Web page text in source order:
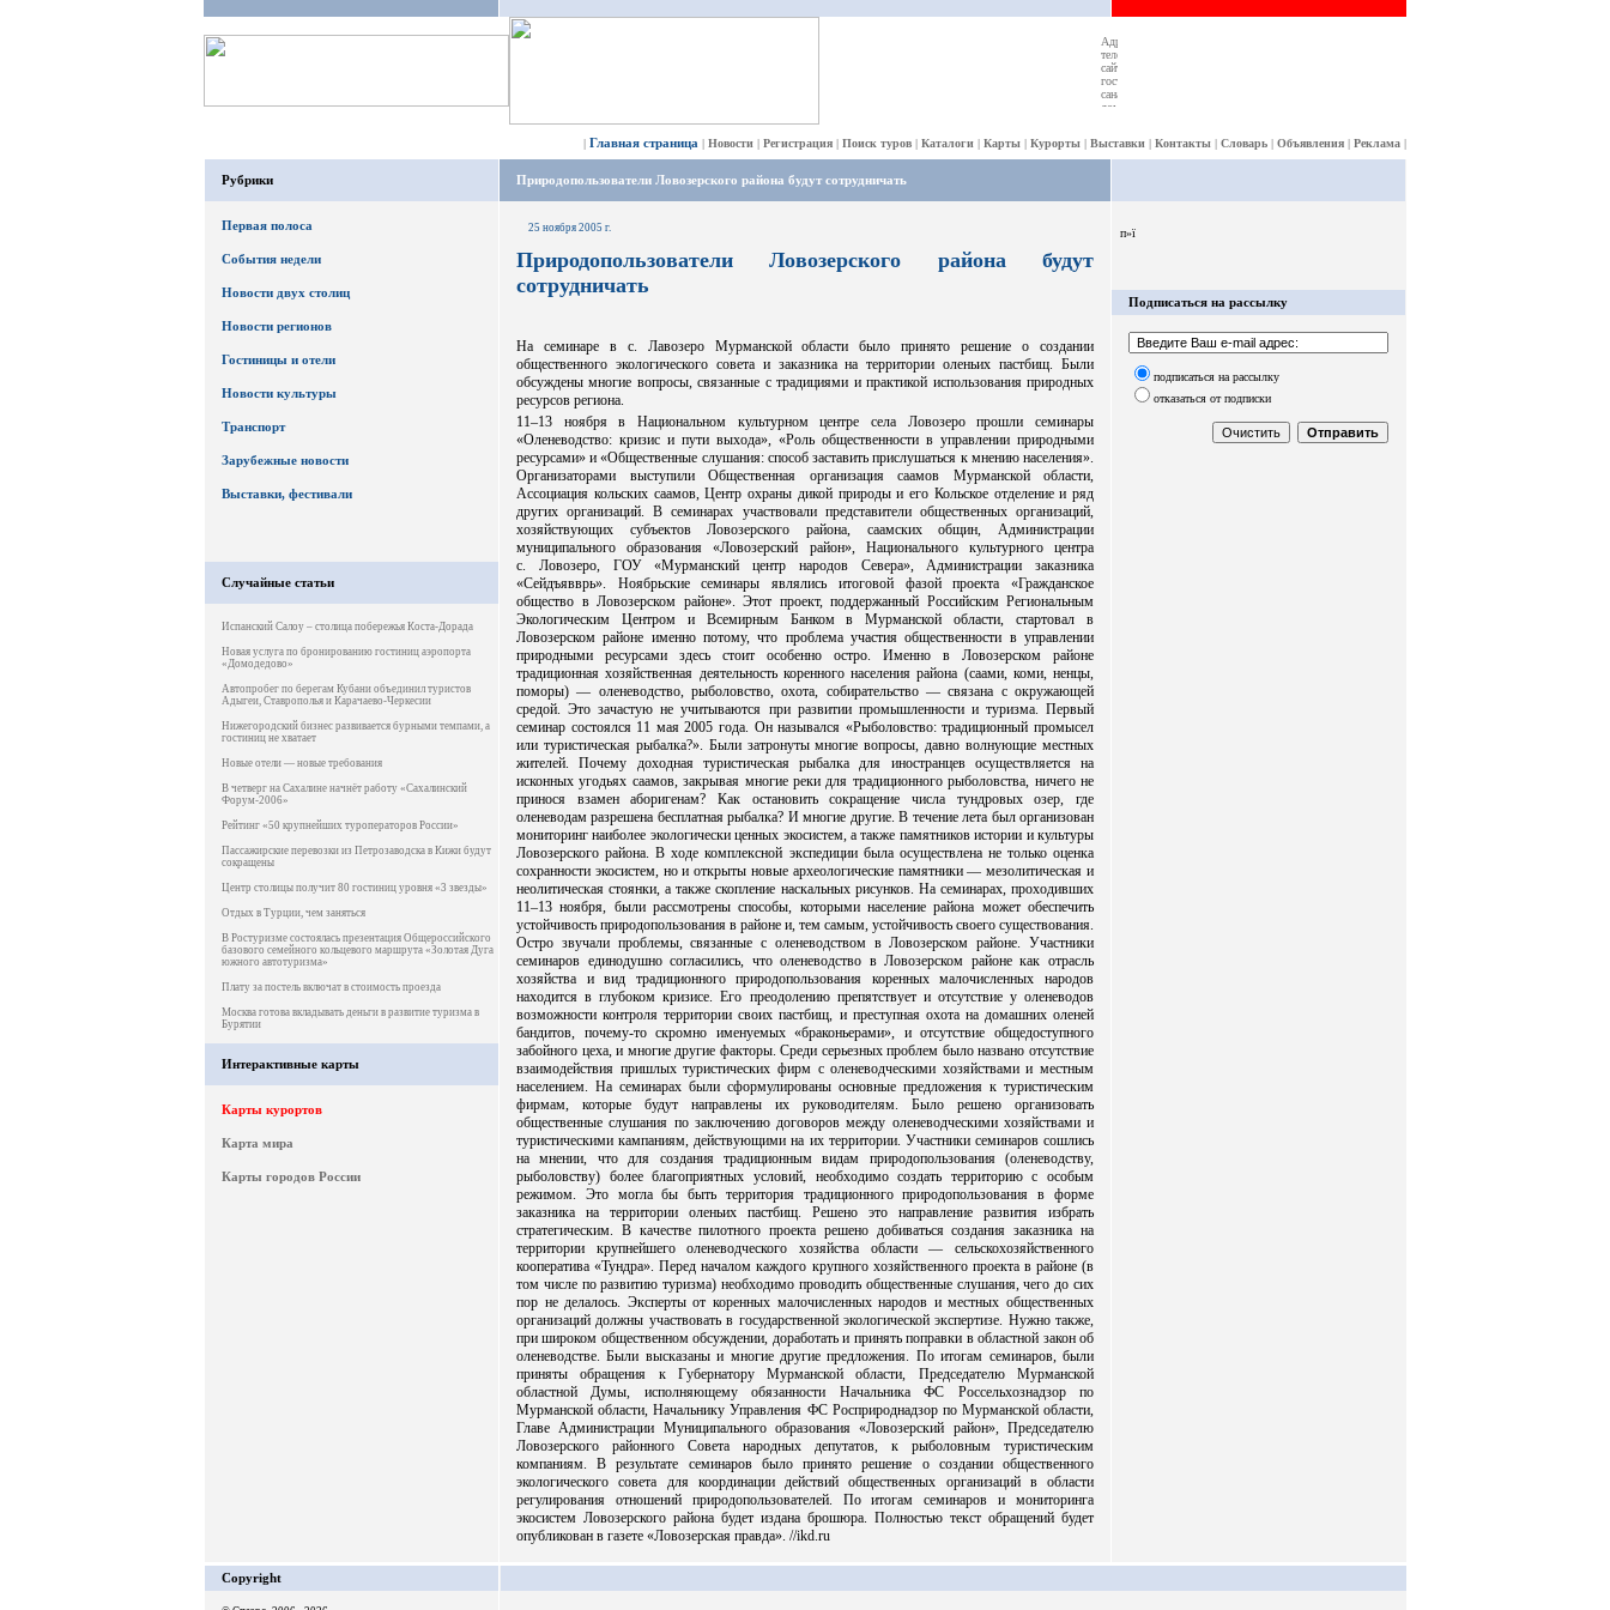
| Главная страница | Новости | Регистрация | Поиск туров | Каталоги | Карты | Курорты | Выставки | Контакты | Словарь | Объявления | Реклама |
Рубрики
Первая полоса
События недели
Новости двух столиц
Новости регионов
Гостиницы и отели
Новости культуры
Транспорт
Зарубежные новости
Выставки, фестивали
Случайные статьи
Испанский Салоу – столица побережья Коста-Дорада
Новая услуга по бронированию гостиниц аэропорта
«Домодедово»
Автопробег по берегам Кубани объединил туристов
Адыгеи, Ставрополья и Карачаево-Черкесии
Нижегородский бизнес развивается бурными темпами, а
гостиниц не хватает
Новые отели — новые требования
В четверг на Сахалине начнёт работу «Сахалинский
Форум-2006»
Рейтинг «50 крупнейших туроператоров России»
Пассажирские перевозки из Петрозаводска в Кижи будут
сокращены
Центр столицы получит 80 гостиниц уровня «3 звезды»
Отдых в Турции, чем заняться
В Ростуризме состоялась презентация Общероссийского
базового семейного кольцевого маршрута «Золотая Дуга
южного автотуризма»
Плату за постель включат в стоимость проезда
Москва готова вкладывать деньги в развитие туризма в
Бурятии
Интерактивные карты
Карты курортов
Карта мира
Карты городов России
Природопользователи Ловозерского района будут сотрудничать
25 ноября 2005 г.
Природопользователи Ловозерского района будут
сотрудничать
На семинаре в с. Лавозеро Мурманской области было принято решение о создании
общественного экологического совета и заказника на территории оленьих пастбищ. Были
обсуждены многие вопросы, связанные с традициями и практикой использования природных
ресурсов региона.
11–13 ноября в Национальном культурном центре села Ловозеро прошли семинары
«Оленеводство: кризис и пути выхода», «Роль общественности в управлении природными
ресурсами» и «Общественные слушания: способ заставить прислушаться к мнению населения».
Организаторами выступили Общественная организация саамов Мурманской области,
Ассоциация кольских саамов, Центр охраны дикой природы и его Кольское отделение и ряд
других организаций. В семинарах участвовали представители общественных организаций,
хозяйствующих субъектов Ловозерского района, саамских общин, Администрации
муниципального образования «Ловозерский район», Национального культурного центра
с. Ловозеро, ГОУ «Мурманский центр народов Севера», Администрации заказника
«Сейдъявврь». Ноябрьские семинары являлись итоговой фазой проекта «Гражданское
общество в Ловозерском районе». Этот проект, поддержанный Российским Региональным
Экологическим Центром и Всемирным Банком в Мурманской области, стартовал в
Ловозерском районе именно потому, что проблема участия общественности в управлении
природными ресурсами здесь стоит особенно остро. Именно в Ловозерском районе
традиционная хозяйственная деятельность коренного населения района (саами, коми, ненцы,
поморы) — оленеводство, рыболовство, охота, собирательство — связана с окружающей
средой. Это зачастую не учитываются при развитии промышленности и туризма. Первый
семинар состоялся 11 мая 2005 года. Он назывался «Рыболовство: традиционный промысел
или туристическая рыбалка?». Были затронуты многие вопросы, давно волнующие местных
жителей. Почему доходная туристическая рыбалка для иностранцев осуществляется на
исконных угодьях саамов, закрывая многие реки для традиционного рыболовства, ничего не
принося взамен аборигенам? Как остановить сокращение числа тундровых озер, где
оленеводам разрешена бесплатная рыбалка? И многие другие. В течение лета был организован
мониторинг наиболее экологически ценных экосистем, а также памятников истории и культуры
Ловозерского района. В ходе комплексной экспедиции была осуществлена не только оценка
сохранности экосистем, но и открыты новые археологические памятники — мезолитическая и
неолитическая стоянки, а также скопление наскальных рисунков. На семинарах, проходивших
11–13 ноября, были рассмотрены способы, которыми население района может обеспечить
устойчивость природопользования в районе и, тем самым, устойчивость своего существования.
Остро звучали проблемы, связанные с оленеводством в Ловозерском районе. Участники
семинаров единодушно согласились, что оленеводство в Ловозерском районе как отрасль
хозяйства и вид традиционного природопользования коренных малочисленных народов
находится в глубоком кризисе. Его преодолению препятствует и отсутствие у оленеводов
возможности контроля территории своих пастбищ, и преступная охота на домашних оленей
бандитов, почему-то скромно именуемых «браконьерами», и отсутствие общедоступного
забойного цеха, и многие другие факторы. Среди серьезных проблем было названо отсутствие
взаимодействия пришлых туристических фирм с оленеводческими хозяйствами и местным
населением. На семинарах были сформулированы основные предложения к туристическим
фирмам, которые будут направлены их руководителям. Было решено организовать
общественные слушания по заключению договоров между оленеводческими хозяйствами и
туристическими кампаниям, действующими на их территории. Участники семинаров сошлись
на мнении, что для создания традиционным видам природопользования (оленеводству,
рыболовству) более благоприятных условий, необходимо создать территорию с особым
режимом. Это могла бы быть территория традиционного природопользования в форме
заказника на территории оленьих пастбищ. Решено это направление развития избрать
стратегическим. В качестве пилотного проекта решено добиваться создания заказника на
территории крупнейшего оленеводческого хозяйства области — сельскохозяйственного
кооператива «Тундра». Перед началом каждого крупного хозяйственного проекта в районе (в
том числе по развитию туризма) необходимо проводить общественные слушания, чего до сих
пор не делалось. Эксперты от коренных малочисленных народов и местных общественных
организаций должны участвовать в государственной экологической экспертизе. Нужно также,
при широком общественном обсуждении, доработать и принять поправки в областной закон об
оленеводстве. Были высказаны и многие другие предложения. По итогам семинаров, были
приняты обращения к Губернатору Мурманской области, Председателю Мурманской
областной Думы, исполняющему обязанности Начальника ФС Россельхознадзор по
Мурманской области, Начальнику Управления ФС Росприроднадзор по Мурманской области,
Главе Администрации Муниципального образования «Ловозерский район», Председателю
Ловозерского районного Совета народных депутатов, к рыболовным туристическим
компаниям. В результате семинаров было принято решение о создании общественного
экологического совета для координации действий общественных организаций в области
регулирования отношений природопользователей. По итогам семинаров и мониторинга
экосистем Ловозерского района будет издана брошюра. Полностью текст обращений будет
опубликован в газете «Ловозерская правда». //ikd.ru
п»ї
Подписаться на рассылку
подписаться на рассылку
отказаться от подписки
Copyright